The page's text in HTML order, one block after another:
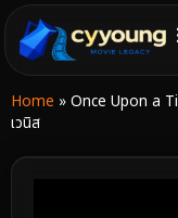
Home » Once Upon a
เวนิส